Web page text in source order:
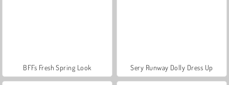
BFFs Fresh Spring Look Sery Runway Dolly Dress Up